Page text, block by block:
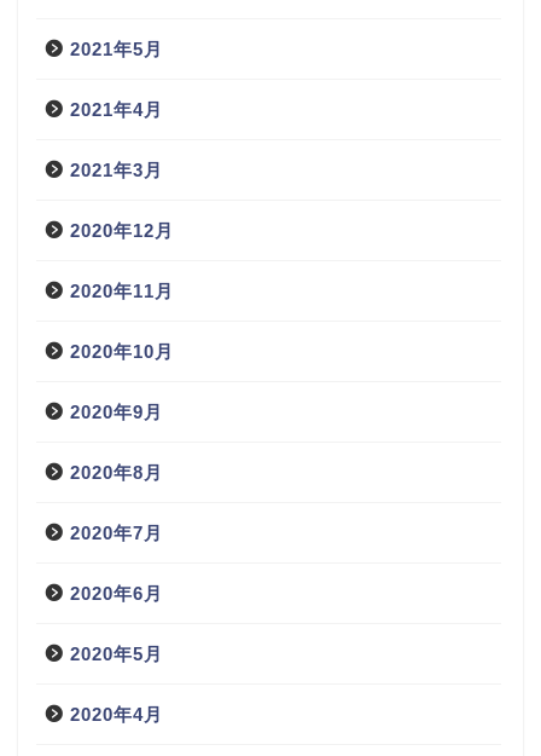
2021年5月
2021年4月
2021年3月
2020年12月
2020年11月
2020年10月
2020年9月
2020年8月
2020年7月
2020年6月
2020年5月
2020年4月